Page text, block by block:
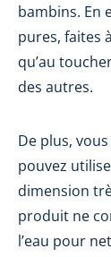
bambins. En
pures, faites
qu’au
des autres.
De plus,
pouvez
dimension
produit ne
l’eau pour